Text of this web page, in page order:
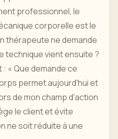
professionnel, le
corporelle est le
thérapeute ne demande
technique vient ensuite ?
« Que demande ce
permet aujourd'hui et
de mon champ d'action
le client et évite
ne soit réduite à une